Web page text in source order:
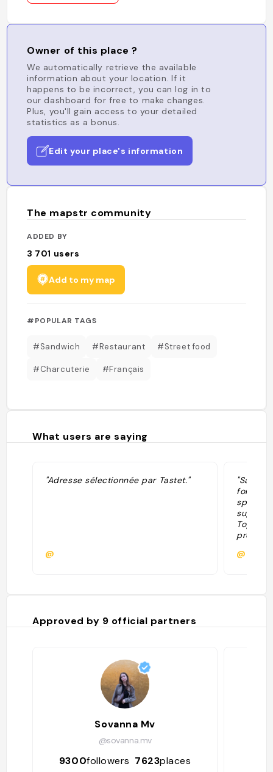
Owner of this place ?
We automatically retrieve the available
information about your location. If it
happens to be incorrect, you can log in to
our dashboard for free to make changes.
Plus, you'll gain access to your detailed
statistics as a bonus.
Edit your place's information
The mapstr community
ADDED BY
3 701 users
Add to my map
#POPULAR TAGS
#Sandwich #Restaurant #Street food
#Charcuterie #Français
What users are saying
"Adresse sélectionnée par Tastet."
@
Top:
prezzi."
Approved by 9 official partners
Sovanna Mv
@sovanna.mv
9300followers 7623places